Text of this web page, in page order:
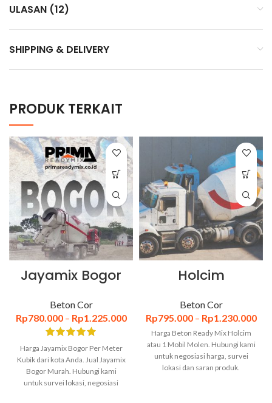
ULASAN (12)
SHIPPING & DELIVERY
PRODUK TERKAIT
Jayamix Bogor
Beton Cor
Rp780.000– Rp1.225.000
Harga Jayamix Bogor Per Meter
Kubik dari kota Anda. Jual Jayamix
Bogor Murah. Hubungi kami
untuk survei lokasi, negosiasi
Holcim
Beton Cor
Rp795.000– Rp1.230.000
Harga Beton Ready Mix Holcim
atau 1 Mobil Molen. Hubungi kami
untuk negosiasi harga, survei
lokasi dan saran produk.